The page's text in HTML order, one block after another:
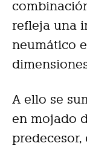
refleja una
neumático
A ello se
en mojado
predecesor,